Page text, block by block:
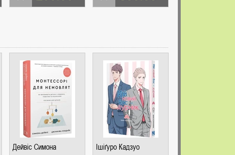
Дейвіс Симона
Ішіґуро Кадзуо